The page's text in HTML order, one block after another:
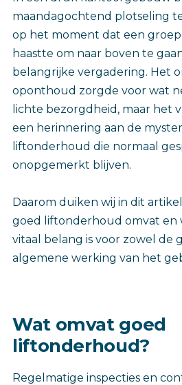
maandagochtend plotseling
op het moment dat een groep
haastte om naar boven te
belangrijke vergadering. Het
oponthoud zorgde voor wat
lichte bezorgdheid, maar het
een herinnering aan de
liftonderhoud die normaal
onopgemerkt blijven.
Daarom duiken wij in dit
goed liftonderhoud omvat en
vitaal belang is voor zowel de
algemene werking van het
Wat omvat goed
liftonderhoud?
Regelmatige inspecties en